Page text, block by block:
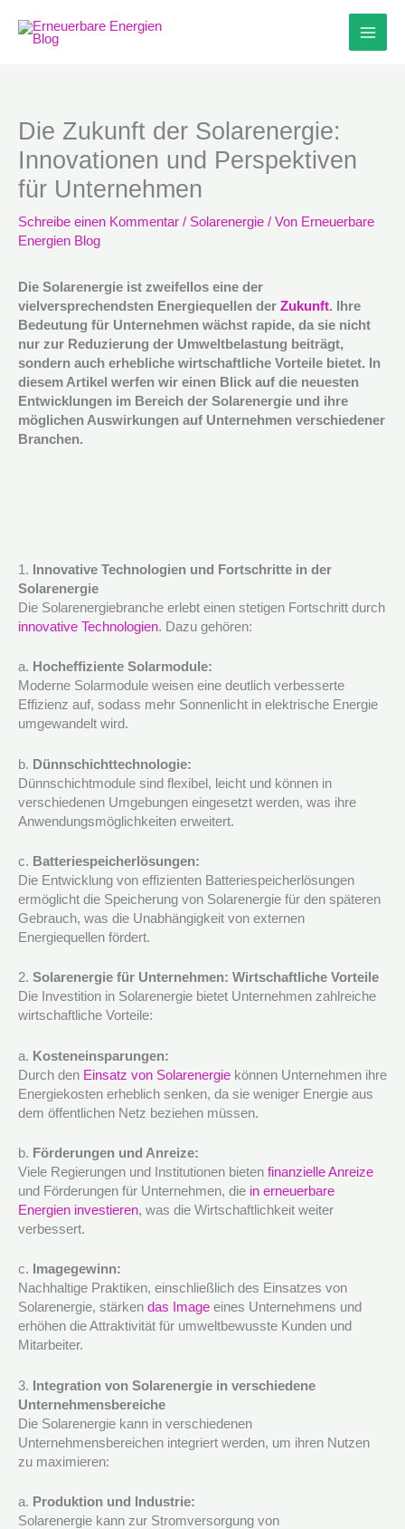
Inhalt
springen
Die Zukunft der Solarenergie:
Innovationen und Perspektiven
für Unternehmen
Schreibe einen Kommentar / Solarenergie / Von Erneuerbare
Energien Blog
Die Solarenergie ist zweifellos eine der
vielversprechendsten Energiequellen der Zukunft. Ihre
Bedeutung für Unternehmen wächst rapide, da sie nicht
nur zur Reduzierung der Umweltbelastung beiträgt,
sondern auch erhebliche wirtschaftliche Vorteile bietet. In
diesem Artikel werfen wir einen Blick auf die neuesten
Entwicklungen im Bereich der Solarenergie und ihre
möglichen Auswirkungen auf Unternehmen verschiedener
Branchen.
1.
Innovative Technologien und Fortschritte in der
Solarenergie
Die Solarenergiebranche erlebt einen stetigen Fortschritt durch
innovative Technologien. Dazu gehören:
a. Hocheffiziente Solarmodule:
Moderne Solarmodule weisen eine deutlich verbesserte
Effizienz auf, sodass mehr Sonnenlicht in elektrische Energie
umgewandelt wird.
b. Dünnschichttechnologie:
Dünnschichtmodule sind flexibel, leicht und können in
verschiedenen Umgebungen eingesetzt werden, was ihre
Anwendungsmöglichkeiten erweitert.
c. Batteriespeicherlösungen:
Die Entwicklung von effizienten Batteriespeicherlösungen
ermöglicht die Speicherung von Solarenergie für den späteren
Gebrauch, was die Unabhängigkeit von externen
Energiequellen fördert.
2. Solarenergie für Unternehmen: Wirtschaftliche Vorteile
Die Investition in Solarenergie bietet Unternehmen zahlreiche
wirtschaftliche Vorteile:
a. Kosteneinsparungen:
Durch den Einsatz von Solarenergie können Unternehmen ihre
Energiekosten erheblich senken, da sie weniger Energie aus
dem öffentlichen Netz beziehen müssen.
b. Förderungen und Anreize:
Viele Regierungen und Institutionen bieten finanzielle Anreize
und Förderungen für Unternehmen, die in erneuerbare
Energien investieren, was die Wirtschaftlichkeit weiter
verbessert.
c.
Imagegewinn:
Nachhaltige Praktiken, einschließlich des Einsatzes von
Solarenergie, stärken das Image eines Unternehmens und
erhöhen die Attraktivität für umweltbewusste Kunden und
Mitarbeiter.
3.
Integration von Solarenergie in verschiedene
Unternehmensbereiche
Die Solarenergie kann in verschiedenen
Unternehmensbereichen integriert werden, um ihren Nutzen
zu maximieren:
a. Produktion und Industrie:
Solarenergie kann zur Stromversorgung von